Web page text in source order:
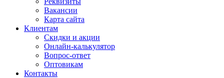
Вакансии
Карта сайта
Клиентам
Скидки и акции
Онлайн-калькулятор
Вопрос-ответ
Оптовикам
Контакты